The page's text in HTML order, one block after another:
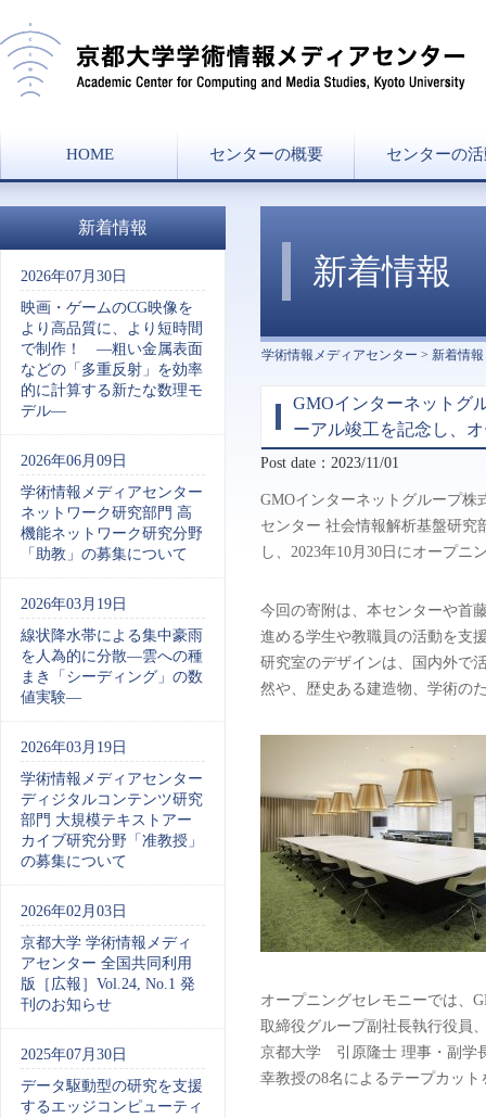
HOME センターの概要
ミッション
センター長挨拶
沿革
組織図
センターの
研究分野一覧
協力講座・学部兼
講義一覧
新着情報
学術情報メディアセンター > 新着情報
GMOインターネットグ
ーアル竣工を記念し、
Post date：2023/11/01
GMOインターネットグループ
センター 社会情報解析基盤研究
し、2023年10月30日にオープ
今回の寄附は、本センターや首
進める学生や教職員の活動を支
研究室のデザインは、国内外で
然や、歴史ある建造物、学術の
オープニングセレモニーでは、
取締役グループ副社長執行役員
京都大学 引原隆士 理事・副学
幸教授の8名によるテープカット
新着情報
2026年07月30日
映画・ゲームのCG映像を
より高品質に、より短時間
で制作！ ―粗い金属表面
などの「多重反射」を効率
的に計算する新たな数理モ
デル―
2026年06月09日
学術情報メディアセンター
ネットワーク研究部門 高
機能ネットワーク研究分野
「助教」の募集について
2026年03月19日
線状降水帯による集中豪雨
を人為的に分散―雲への種
まき「シーディング」の数
値実験―
2026年03月19日
学術情報メディアセンター
ディジタルコンテンツ研究
部門 大規模テキストアー
カイブ研究分野「准教授」
の募集について
2026年02月03日
京都大学 学術情報メディ
アセンター 全国共同利用
版［広報］Vol.24, No.1 発
刊のお知らせ
2025年07月30日
データ駆動型の研究を支援
するエッジコンピューティ